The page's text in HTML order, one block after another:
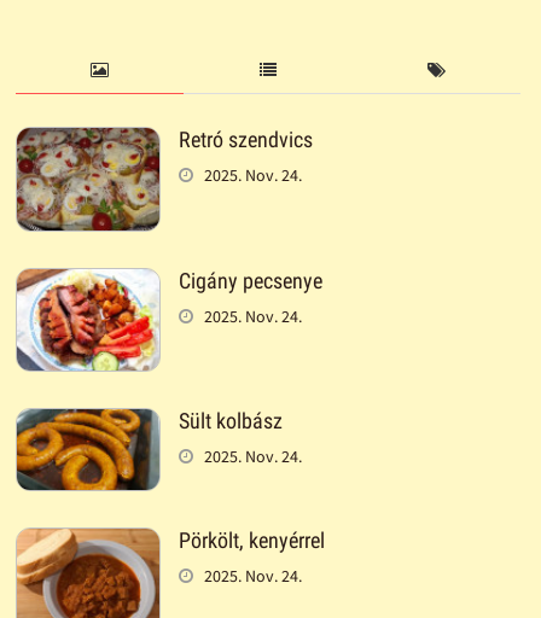
Retró szendvics
2025. Nov. 24.
Cigány pecsenye
2025. Nov. 24.
Sült kolbász
2025. Nov. 24.
Pörkölt, kenyérrel
2025. Nov. 24.